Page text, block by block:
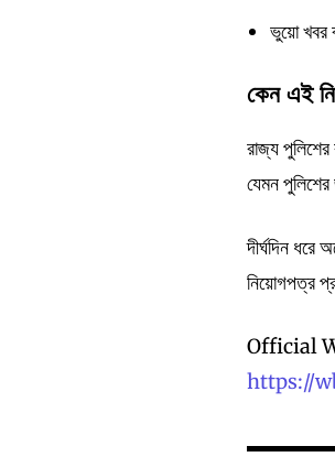
ভুয়ো খবর
কেনএই
রাজ্য
যেমন
দীর্ঘদিন ধরে
নিয়োগপত্র
Official
https://